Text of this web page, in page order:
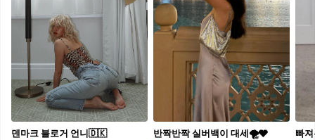
덴마크 블로거 언니🇩🇰
반짝반짝 실버백이 대세🌪​🩶​
빠